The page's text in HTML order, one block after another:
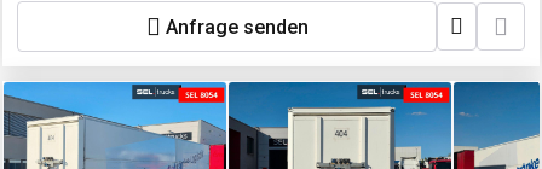
Anfrage senden